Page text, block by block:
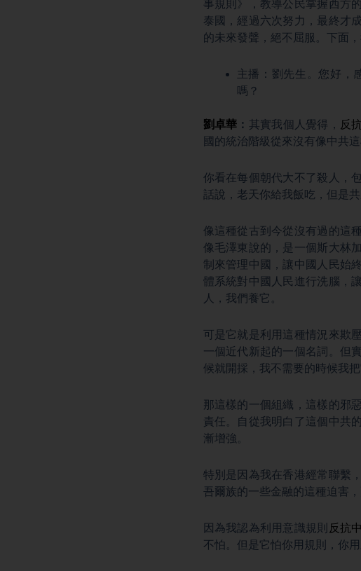
事規則》，教導公民掌握西方
泰國，經過六次努力，最終才
的未來發聲，絕不屈服。下面
主播：劉先生。您好，
嗎？
劉卓華 ： 其實我個人覺得， 反
國的統治階級從來沒有像中共這
你看在每個朝代大不了殺人，
話說，老天你給我飯吃，但是
像這種從古到今從沒有過的這
像毛澤東說的，是一個斯大林
制來管理中國，讓中國人民始
體系統對中國人民進行洗腦，
人，我們養它。
可是它就是利用這種情況來欺
一個近代新起的一個名詞。但
候就開採，我不需要的時候我把
那這樣的一個組織，這樣的邪
責任。自從我明白了這個中共
漸增強。
特別是因為我在香港經常聯繫
吾爾族的一些金融的這種迫害
因為我認為利用意識規則 反抗
不怕。但是它怕你用規則，你